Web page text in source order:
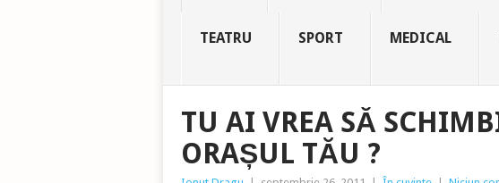
TEATRU SPORT MEDICAL
TU AI VREA SĂ
ORAȘUL TĂU ?